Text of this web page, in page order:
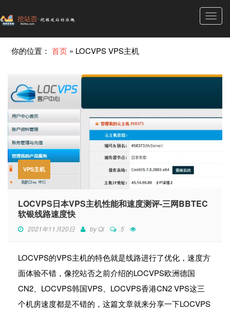
你的位置：首页 » LOCVPS VPS主机
VPS主机
LOCVPS日本VPS主机性能和速度测评-三网BBTEC
软银线路速度快
2021年11月20日 byQi 5
LOCVPS的VPS主机的特色就是线路进行了优化，速度方
面体验不错，像挖站否之前介绍的LOCVPS欧洲德国
CN2、LOCVPS韩国VPS、LOCVPS香港CN2 VPS这三
个机房速度都是不错的，这篇文章就来分享一下LOCVPS